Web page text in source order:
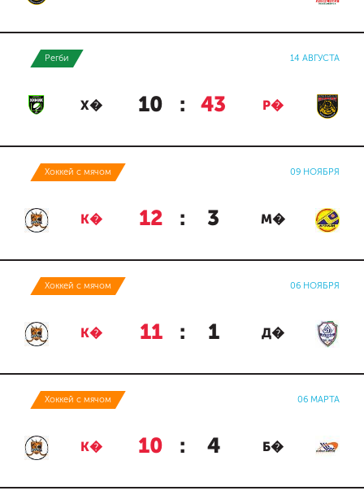
Регби 14 АВГУСТА
Х� 10 : 43 Р�
Хоккей с мячом 09 НОЯБРЯ
К� 12 : 3 М�
Хоккей с мячом 06 НОЯБРЯ
К� 11 : 1 Д�
Хоккей с мячом 06 МАРТА
К� 10 : 4 Б�